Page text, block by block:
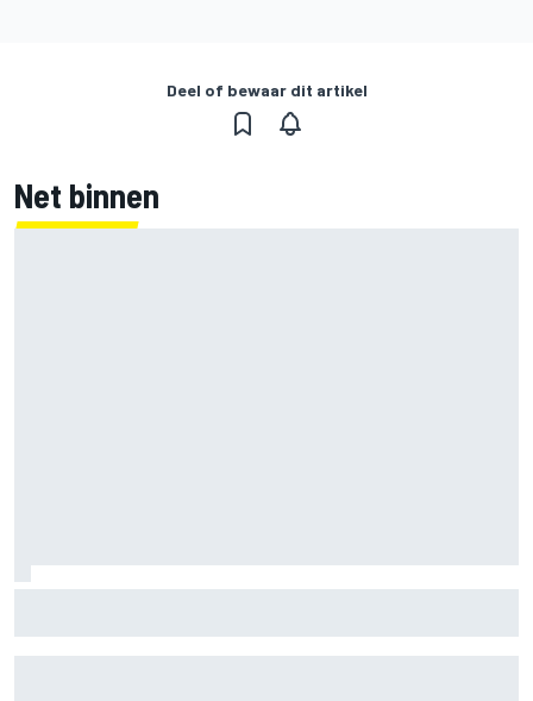
Deel of bewaar dit artikel
Net binnen